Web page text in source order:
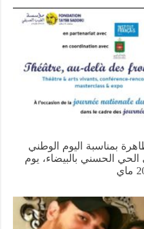
بمناسبة اليوم الوطني
الحسني بالبيضاء، يوم